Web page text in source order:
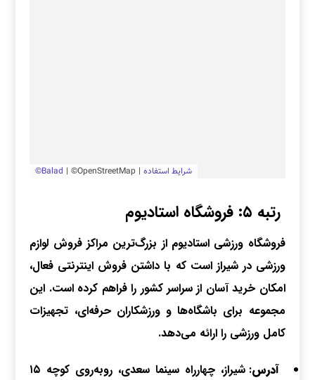
رتبه ۵: فروشگاه استادیوم
فروشگاه ورزشی استادیوم از بزرگ‌ترین مراکز فروش لوازم
ورزشی در شیراز است که با داشتن فروش اینترنتی فعال،
امکان خرید آسان از سراسر کشور را فراهم کرده است. این
مجموعه برای باشگاه‌ها و ورزشکاران حرفه‌ای، تجهیزات
کامل ورزشی را ارائه می‌دهد.
آدرس
: شیراز، چهارراه سینما سعدی، روبه‌روی کوچه ۱۵